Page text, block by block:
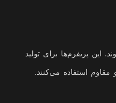
این پریفرم‌ها برای تولید
استفاده می‌کنند.